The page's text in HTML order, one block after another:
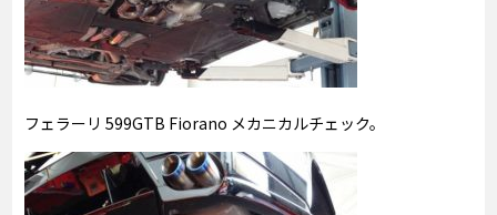
フェラーリ 599GTB Fiorano メカニカルチェック。